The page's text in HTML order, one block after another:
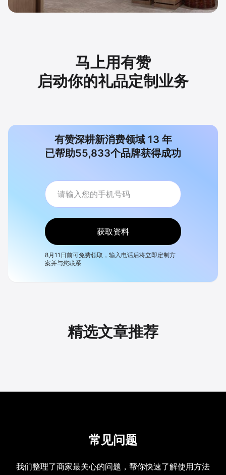
马上用有赞
启动你的礼品定制业务
有赞深耕新消费领域 13 年
已帮助55,833个品牌获得成功
获取资料
8月11日前可免费领取，输入电话后将立即定制方
案并与您联系
精选文章推荐
常见问题
我们整理了商家最关心的问题，帮你快速了解使用方法